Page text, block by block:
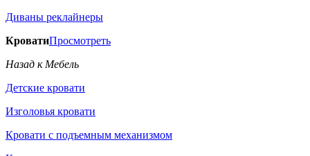
Диваны реклайнеры
КроватиПросмотреть
Назад к Мебель
Детские кровати
Изголовья кровати
Кровати с подъемным механизмом